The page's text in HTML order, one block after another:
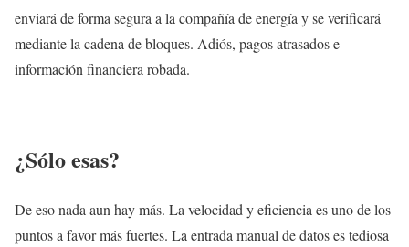
enviará de forma segura a la compañía de energía y se verificará
mediante la cadena de bloques. Adiós, pagos atrasados ​​e
información financiera robada.
¿Sólo esas?
De eso nada aun hay más. La velocidad y eficiencia es uno de los
puntos a favor más fuertes. La entrada manual de datos es tediosa